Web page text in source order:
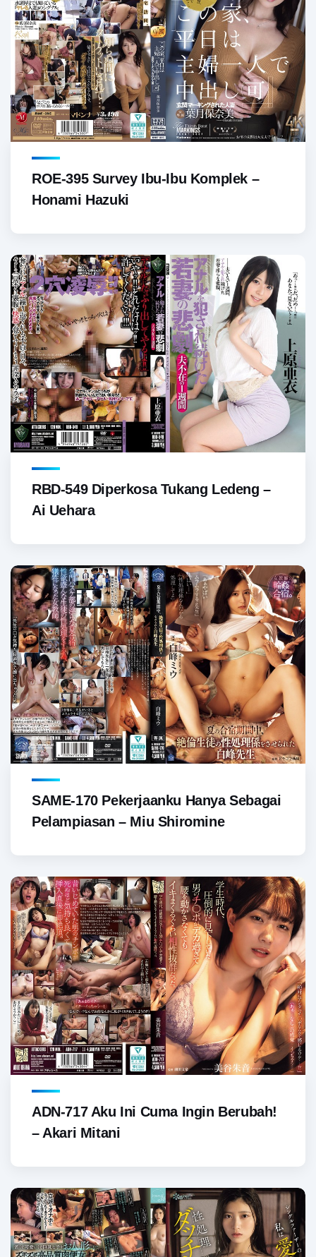
ROE-395 Survey Ibu-Ibu Komplek –
Honami Hazuki
RBD-549 Diperkosa Tukang Ledeng –
Ai Uehara
SAME-170 Pekerjaanku Hanya Sebagai
Pelampiasan – Miu Shiromine
ADN-717 Aku Ini Cuma Ingin Berubah!
– Akari Mitani